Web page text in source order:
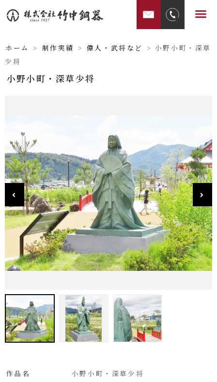
容
ス
キ
メ
ー
ホーム > 制作実績 > 偉人・武将など > 小野小町・深草
少将
小野小町・深草少将
作品名 小野小町・深草少将